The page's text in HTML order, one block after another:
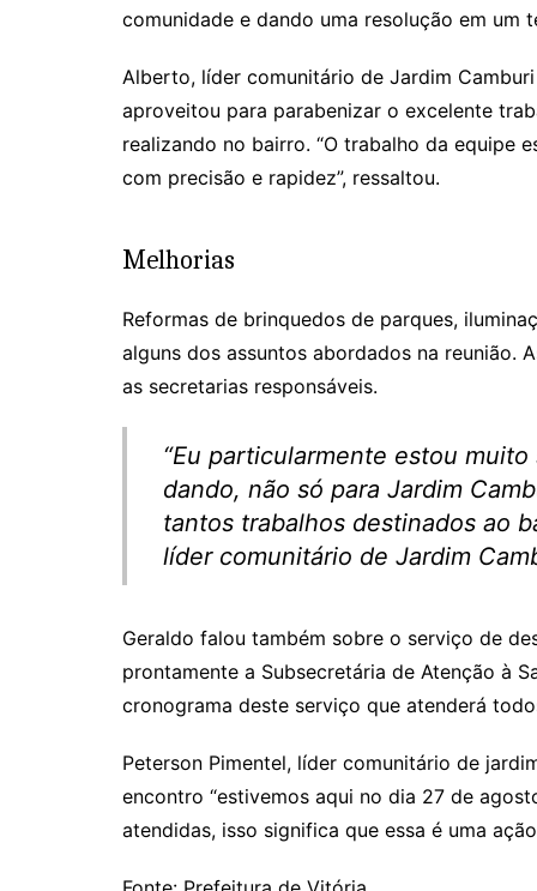
comunidade e dando uma resolução em um
Alberto, líder comunitário de Jardim
aproveitou para parabenizar o excelente
realizando no bairro. “O trabalho da equipe
com precisão e rapidez”, ressaltou.
Melhorias
Reformas de brinquedos de parques,
alguns dos assuntos abordados na reunião.
as secretarias responsáveis.
“Eu particularmente estou
dando, não só para Jardim
tantos trabalhos destinados ao
líder comunitário de Jardim
Geraldo falou também sobre o serviço de
prontamente a Subsecretária de Atenção à
cronograma deste serviço que atenderá
Peterson Pimentel, líder comunitário de
encontro “estivemos aqui no dia 27 de
atendidas, isso significa que essa é uma